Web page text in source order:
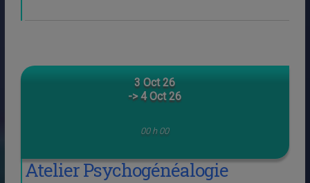
3 Oct 26
-> 4 Oct 26
00 h 00
Atelier Psychogénéalogie